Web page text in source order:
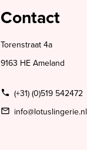
Contact
Torenstraat 4a
9163 HE Ameland
(+31) (0)519 542472
info@lotuslingerie.nl